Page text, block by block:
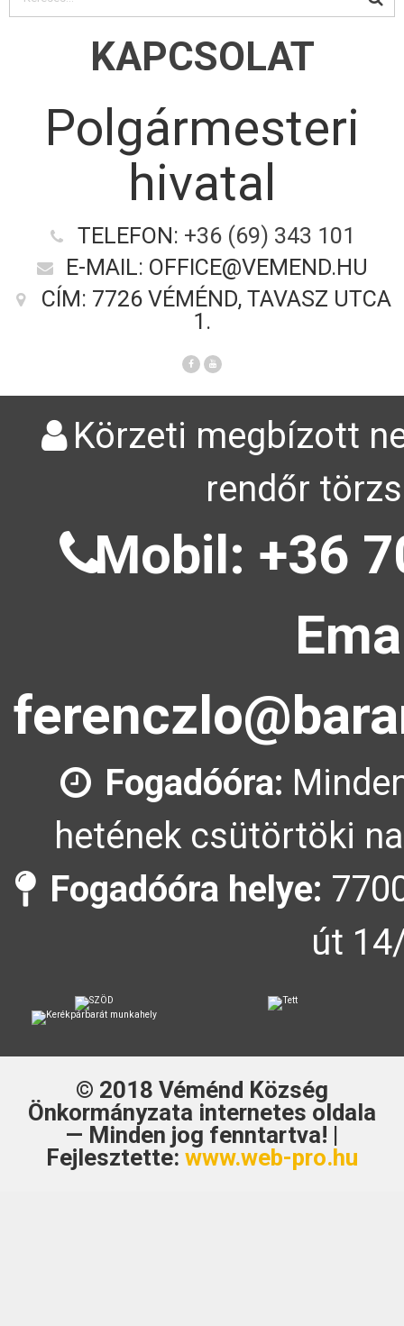
KAPCSOLAT
Polgármesteri
hivatal
TELEFON: +36 (69) 343 101
E-MAIL: OFFICE@VEMEND.HU
CÍM: 7726 VÉMÉND, TAVASZ UTCA
1.
Körzeti megbízott
rendőr
Mobil: +36
Fogadóóra:
hetének csütörtöki
Fogadóóra helye:
út
© 2018 Véménd Község
Önkormányzata internetes oldala
— Minden jog fenntartva! |
Fejlesztette: www.web-pro.hu